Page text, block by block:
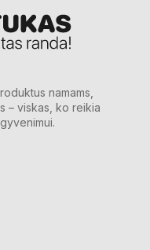
namams,
– viskas, ko reikia